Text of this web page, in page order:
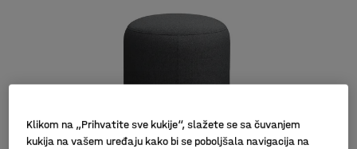
Klikom na „Prihvatite sve kukije“, slažete se sa čuvanjem
kukija na vašem uređaju kako bi se poboljšala navigacija na